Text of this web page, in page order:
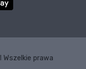
Wszelkie prawa